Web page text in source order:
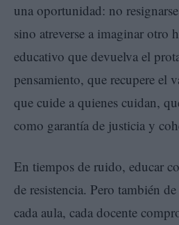
una oportunidad: no
sino atreverse a imaginar otro
educativo que devuelva el
pensamiento, que recupere el
que cuide a quienes cuidan,
como garantía de justicia y
En tiempos de ruido, educar
de resistencia. Pero también
cada aula, cada docente